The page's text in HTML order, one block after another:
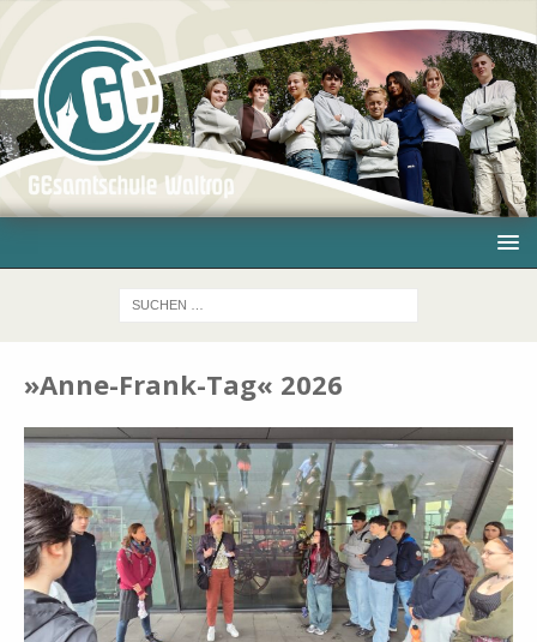
»Anne-Frank-Tag« 2026